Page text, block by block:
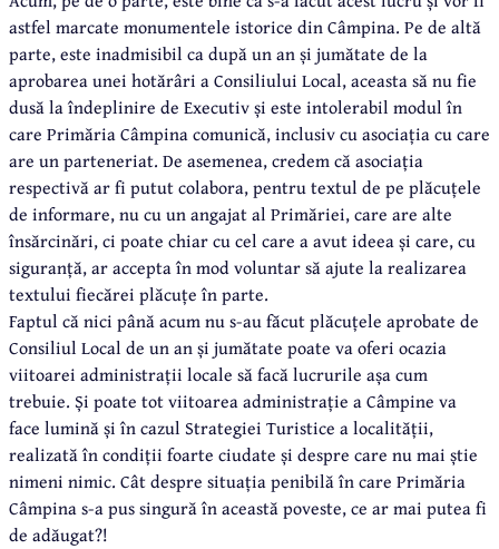
astfel marcate monumentele istorice din Câmpina. Pe de altă
parte, este inadmisibil ca după un an și jumătate de la
aprobarea unei hotărâri a Consiliului Local, aceasta să nu fie
dusă la îndeplinire de Executiv și este intolerabil modul în
care Primăria Câmpina comunică, inclusiv cu asociația cu care
are un parteneriat. De asemenea, credem că asociația
respectivă ar fi putut colabora, pentru textul de pe plăcuțele
de informare, nu cu un angajat al Primăriei, care are alte
însărcinări, ci poate chiar cu cel care a avut ideea și care, cu
siguranță, ar accepta în mod voluntar să ajute la realizarea
textului fiecărei plăcuțe în parte.
Faptul că nici până acum nu s-au făcut plăcuțele aprobate de
Consiliul Local de un an și jumătate poate va oferi ocazia
viitoarei administrații locale să facă lucrurile așa cum
trebuie. Și poate tot viitoarea administrație a Câmpine va
face lumină și în cazul Strategiei Turistice a localității,
realizată în condiții foarte ciudate și despre care nu mai știe
nimeni nimic. Cât despre situația penibilă în care Primăria
Câmpina s-a pus singură în această poveste, ce ar mai putea fi
de adăugat?!